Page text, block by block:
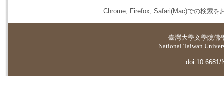
Chrome, Firefox, Safari(Mac)での検索を
臺灣大學文學院佛
National Taiwan
doi:10.6681/